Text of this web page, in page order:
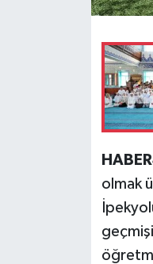
olmak
Malazgirt